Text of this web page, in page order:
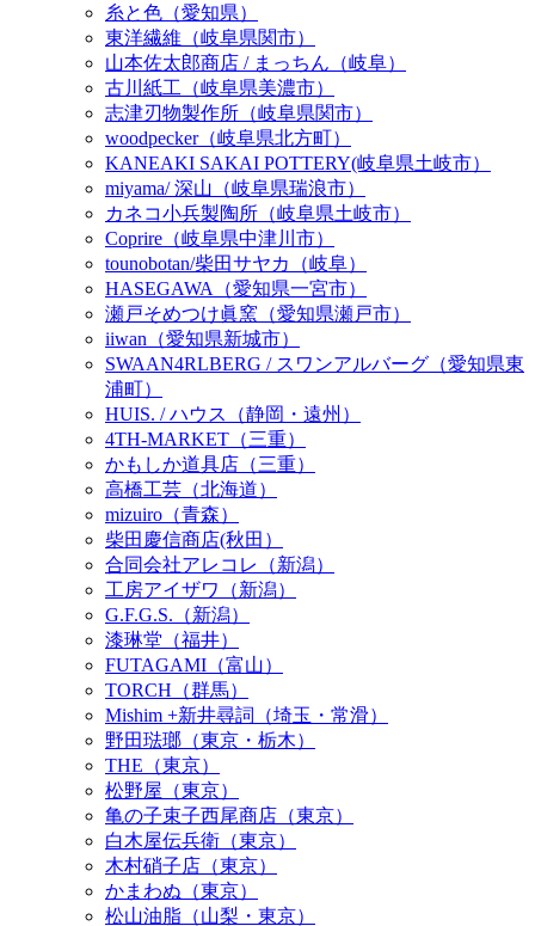
糸と色（愛知県）
東洋繊維（岐阜県関市）
山本佐太郎商店 / まっちん（岐阜）
古川紙工（岐阜県美濃市）
志津刃物製作所（岐阜県関市）
woodpecker（岐阜県北方町）
KANEAKI SAKAI POTTERY(岐阜県土岐市）
miyama/ 深山（岐阜県瑞浪市）
カネコ小兵製陶所（岐阜県土岐市）
Coprire（岐阜県中津川市）
tounobotan/柴田サヤカ（岐阜）
HASEGAWA（愛知県一宮市）
瀬戸そめつけ眞窯（愛知県瀬戸市）
iiwan（愛知県新城市）
SWAAN4RLBERG / スワンアルバーグ（愛知県東
浦町）
HUIS. / ハウス（静岡・遠州）
4TH-MARKET（三重）
かもしか道具店（三重）
高橋工芸（北海道）
mizuiro（青森）
柴田慶信商店(秋田）
合同会社アレコレ（新潟）
工房アイザワ（新潟）
G.F.G.S.（新潟）
漆琳堂（福井）
FUTAGAMI（富山）
TORCH（群馬）
Mishim +新井尋詞（埼玉・常滑）
野田琺瑯（東京・栃木）
THE（東京）
松野屋（東京）
亀の子束子西尾商店（東京）
白木屋伝兵衛（東京）
木村硝子店（東京）
かまわぬ（東京）
松山油脂（山梨・東京）